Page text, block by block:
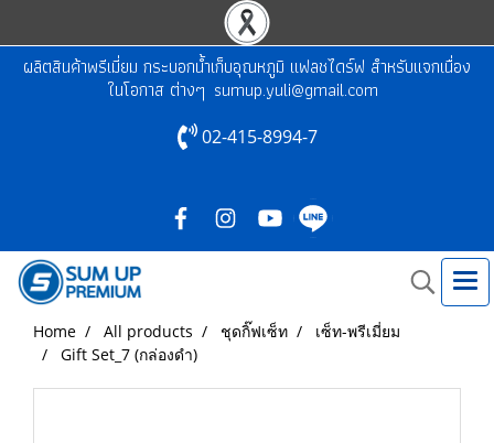
ผลิตสินค้าพรีเมี่ยม กระบอกน้ำเก็บอุณหภูมิ แฟลชไดร์ฟ สำหรับแจกเนื่อง
ในโอกาส ต่างๆ sumup.yuli@gmail.com
02-415-8994-7
Home All products ชุดกิ๊ฟเซ็ท
เซ็ท-พรีเมี่ยม
Gift Set_7 (กล่องดำ)